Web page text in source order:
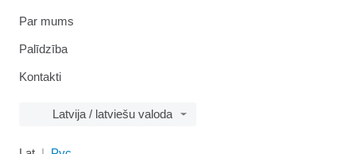
Par mums
Palīdzība
Kontakti
Latvija / latviešu valoda